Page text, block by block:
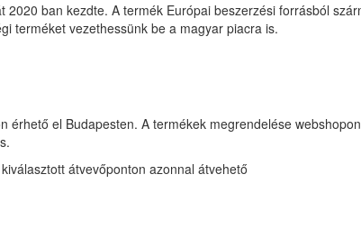
ban kezdte. A termék Európai beszerzési forrásból
terméket vezethessünk be a magyar piacra is.
el Budapesten. A termékek megrendelése
átvevőponton azonnal átvehető